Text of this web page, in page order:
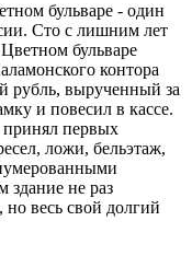
бульваре - один
Сто с лишним лет
бульваре
контора
рубль, вырученный за
и повесил в кассе.
принял первых
ложи, бельэтаж,
здание не раз
но весь свой долгий